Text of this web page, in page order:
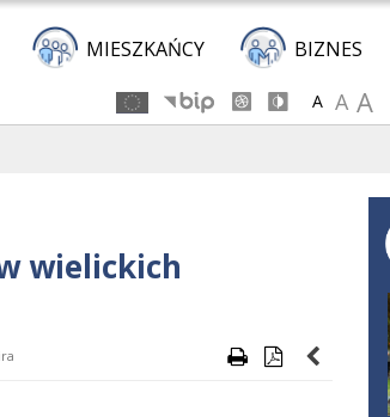
do
głównej
do
menu
do
stopki
do
kalendarza
MIESZKAŃCY BIZNES
A A A
wielickich